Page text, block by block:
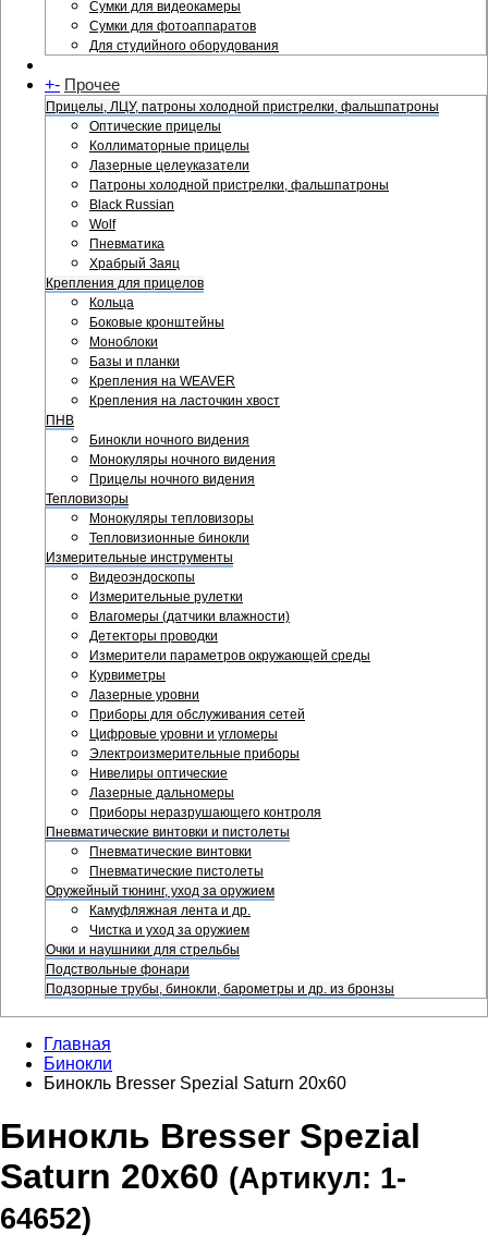
Сумки для видеокамеры
Сумки для фотоаппаратов
Для студийного оборудования
+- Прочее
Прицелы, ЛЦУ, патроны холодной пристрелки, фальшпатроны
Оптические прицелы
Коллиматорные прицелы
Лазерные целеуказатели
Патроны холодной пристрелки, фальшпатроны
Black Russian
Wolf
Пневматика
Храбрый Заяц
Крепления для прицелов
Кольца
Боковые кронштейны
Моноблоки
Базы и планки
Крепления на WEAVER
Крепления на ласточкин хвост
ПНВ
Бинокли ночного видения
Монокуляры ночного видения
Прицелы ночного видения
Тепловизоры
Монокуляры тепловизоры
Тепловизионные бинокли
Измерительные инструменты
Видеоэндоскопы
Измерительные рулетки
Влагомеры (датчики влажности)
Детекторы проводки
Измерители параметров окружающей среды
Курвиметры
Лазерные уровни
Приборы для обслуживания сетей
Цифровые уровни и угломеры
Электроизмерительные приборы
Нивелиры оптические
Лазерные дальномеры
Приборы неразрушающего контроля
Пневматические винтовки и пистолеты
Пневматические винтовки
Пневматические пистолеты
Оружейный тюнинг, уход за оружием
Камуфляжная лента и др.
Чистка и уход за оружием
Очки и наушники для стрельбы
Подствольные фонари
Подзорные трубы, бинокли, барометры и др. из бронзы
Главная
Бинокли
Бинокль Bresser Spezial Saturn 20x60
Бинокль Bresser Spezial
Saturn 20x60 (Артикул: 1-
64652)